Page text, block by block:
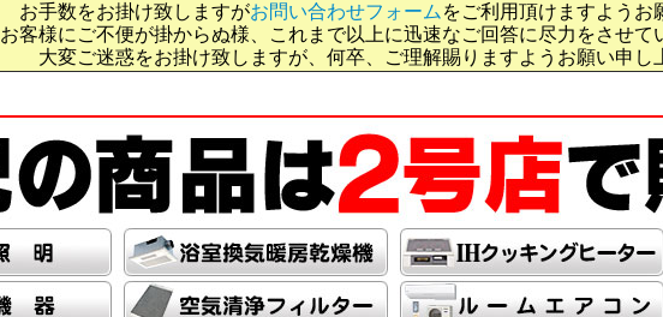
お手数をお掛け致しますがお問い合わせフォーム をご利用頂けますようお
お客様にご不便が掛からぬ様、これまで以上に迅速なご回答に尽力をさせて
大変ご迷惑をお掛け致しますが、何卒、ご理解賜りますようお願い申し